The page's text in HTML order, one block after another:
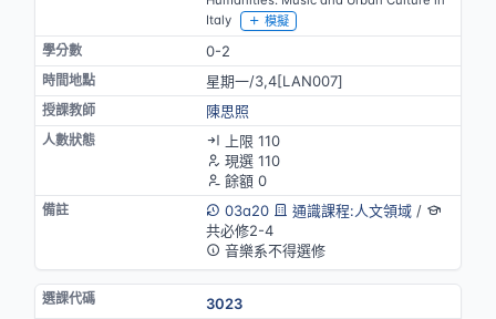
Italy
模擬
0-2
星期一/3,4[LAN007]
陳思照
上限 110
現選 110
餘額 0
03a20
通識課程:人文領域/
共必修2-4
音樂系不得選修
3023